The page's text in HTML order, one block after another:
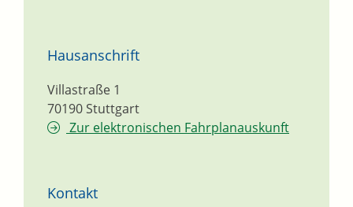
Hausanschrift
Villastraße 1
70190Stuttgart
Zur elektronischen Fahrplanauskunft
Kontakt